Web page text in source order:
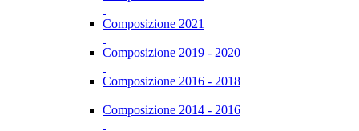
Composizione 2021
Composizione 2019 - 2020
Composizione 2016 - 2018
Composizione 2014 - 2016